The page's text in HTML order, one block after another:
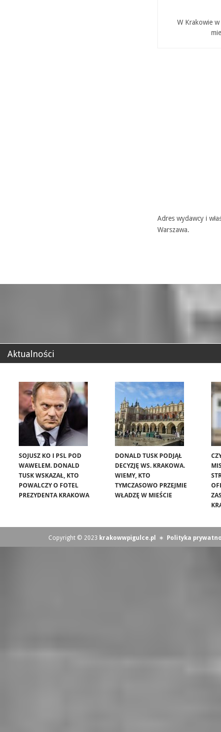
W Krakowie
Adres wydawcy i
Warszawa.
Aktualności
SOJUSZ KO I PSL POD
WAWELEM. DONALD
TUSK WSKAZAŁ, KTO
POWALCZY O FOTEL
PREZYDENTA KRAKOWA
DONALD TUSK PODJĄŁ
DECYZJĘ WS. KRAKOWA.
WIEMY, KTO
TYMCZASOWO PRZEJMIE
WŁADZĘ W MIEŚCIE
Copyright © 2023 krakowwpigulce.pl ∗ Polityka